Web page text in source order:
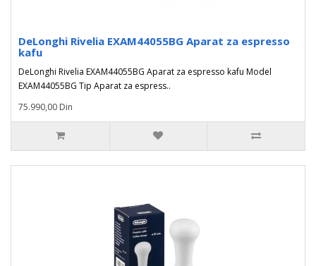
DeLonghi Rivelia EXAM44055BG Aparat za espresso
kafu
DeLonghi Rivelia EXAM44055BG Aparat za espresso kafu Model
EXAM44055BG Tip Aparat za espress..
75.990,00 Din